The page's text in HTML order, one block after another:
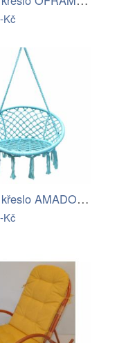
Kč
Závěsné křeslo AMADO 2 NEW Tempo Kondela
Kč